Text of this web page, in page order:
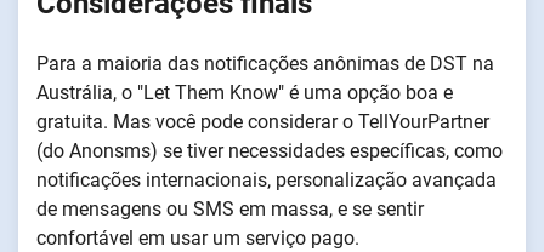
Para a maioria das notificações anônimas de DST na
Austrália, o "Let Them Know" é uma opção boa e
gratuita. Mas você pode considerar o TellYourPartner
(do Anonsms) se tiver necessidades específicas, como
notificações internacionais, personalização avançada
de mensagens ou SMS em massa, e se sentir
confortável em usar um serviço pago.